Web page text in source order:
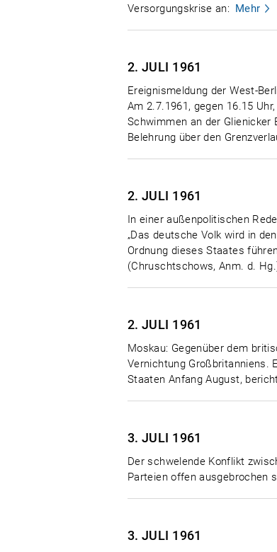
Versorgungskrise an: Mehr
2. JULI 1961
Ereignismeldung der West-
Am 2.7.1961, gegen 16.15
Schwimmen an der Glienicker
Belehrung über den
2. JULI 1961
In einer außenpolitischen
„Das deutsche Volk wird in
Ordnung dieses Staates
(Chruschtschows, Anm. d.
2. JULI 1961
Moskau: Gegenüber dem
Vernichtung Großbritanniens.
Staaten Anfang August,
3. JULI 1961
Der schwelende Konflikt
Parteien offen ausgebrochen
3. JULI 1961